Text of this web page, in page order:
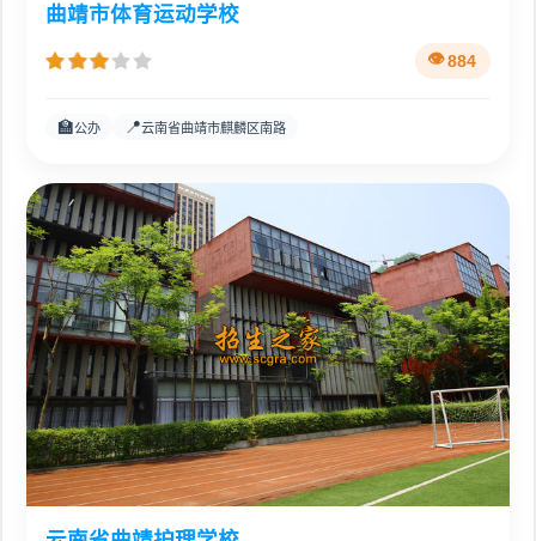
曲靖市体育运动学校
884
🏫公办 📍云南省曲靖市麒麟区南路